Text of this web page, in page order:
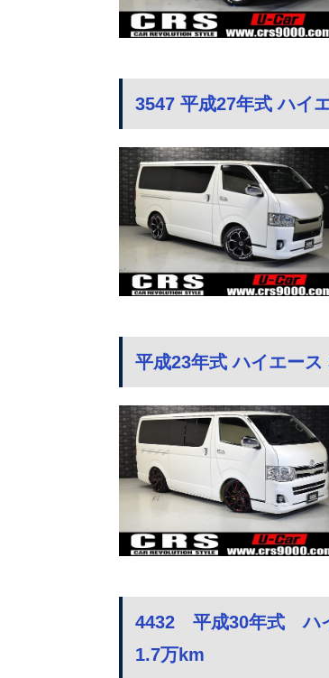
3547 平成27年式 ハイ
平成23年式 ハイエー
4432 平成30年式 ハ
1.7万km